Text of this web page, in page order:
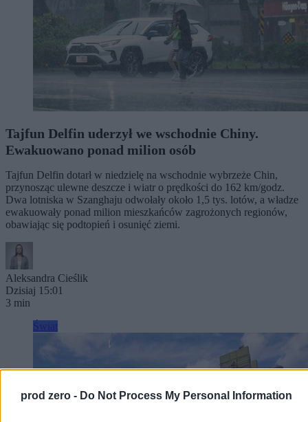
prod zero - Do Not Process My Personal Information
Tajfun Delfin uderzył we wschodnie Chiny.
Ewakuowano ponad milion osób
Tajfun Delfin dotarł w niedzielę na wschodnie wybrzeże Chin,
przynosząc ulewne deszcze i wiatr o prędkości do 162 km/godz.
Dwa lotniska w Szanghaju odwołały około 1,5 tys. lotów, a władze
ewakuowały ponad milion mieszkańców zagrożonych regionów,
obawiając się podtopień i osunięć ziemi.
Aleksandra Cieślik
Dzisiaj 15:01
3 min